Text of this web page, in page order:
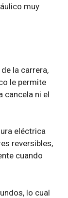
muy
la carrera,
le permite
cancela ni el
eléctrica
reversibles,
cuando
lo cual